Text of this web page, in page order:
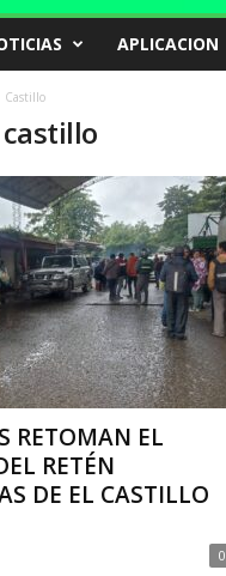
APLICACION
Castillo
RETOMAN EL
RETÉN
DE EL CASTILLO
0